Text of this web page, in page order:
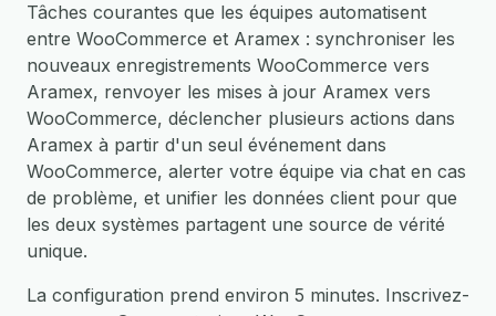
Tâches courantes que les équipes automatisent
entre WooCommerce et Aramex : synchroniser les
nouveaux enregistrements WooCommerce vers
Aramex, renvoyer les mises à jour Aramex vers
WooCommerce, déclencher plusieurs actions dans
Aramex à partir d'un seul événement dans
WooCommerce, alerter votre équipe via chat en cas
de problème, et unifier les données client pour que
les deux systèmes partagent une source de vérité
unique.
La configuration prend environ 5 minutes. Inscrivez-